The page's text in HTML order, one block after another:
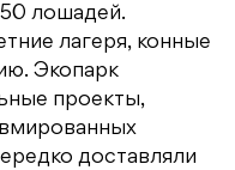
лошадей.
лагеря, конные
Экопарк
проекты,
доставляли